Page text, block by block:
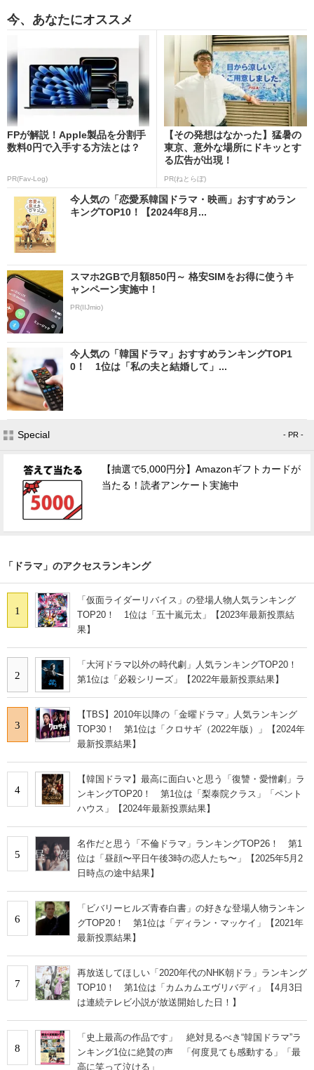
今、あなたにオススメ
FPが解説！Apple製品を分割手
数料0円で入手する方法とは？
PR(Fav-Log)
【その発想はなかった】猛暑の
東京、意外な場所にドキッとす
る広告が出現！
PR(ねとらぼ)
今人気の「恋愛系韓国ドラマ・映画」おすすめラン
キングTOP10！【2024年8月...
スマホ2GBで月額850円～ 格安SIMをお得に使うキ
ャンペーン実施中！
PR(IIJmio)
今人気の「韓国ドラマ」おすすめランキングTOP1
0！ 1位は「私の夫と結婚して」...
Special - PR -
【抽選で5,000円分】Amazonギフトカードが
当たる！読者アンケート実施中
「ドラマ」のアクセスランキング
1
「仮面ライダーリバイス」の登場人物人気ランキング
TOP20！ 1位は「五十嵐元太」【2023年最新投票結
果】
2
「大河ドラマ以外の時代劇」人気ランキングTOP20！
第1位は「必殺シリーズ」【2022年最新投票結果】
3
【TBS】2010年以降の「金曜ドラマ」人気ランキング
TOP30！ 第1位は「クロサギ（2022年版）」【2024年
最新投票結果】
4
【韓国ドラマ】最高に面白いと思う「復讐・愛憎劇」ラ
ンキングTOP20！ 第1位は「梨泰院クラス」「ペント
ハウス」【2024年最新投票結果】
5
名作だと思う「不倫ドラマ」ランキングTOP26！ 第1
位は「昼顔〜平日午後3時の恋人たち〜」【2025年5月2
日時点の途中結果】
6
「ビバリーヒルズ青春白書」の好きな登場人物ランキン
グTOP20！ 第1位は「ディラン・マッケイ」【2021年
最新投票結果】
7
再放送してほしい「2020年代のNHK朝ドラ」ランキング
TOP10！ 第1位は「カムカムエヴリバディ」【4月3日
は連続テレビ小説が放送開始した日！】
8
「史上最高の作品です」 絶対見るべき“韓国ドラマ”ラ
ンキング1位に絶賛の声 「何度見ても感動する」「最
高に笑って泣ける」